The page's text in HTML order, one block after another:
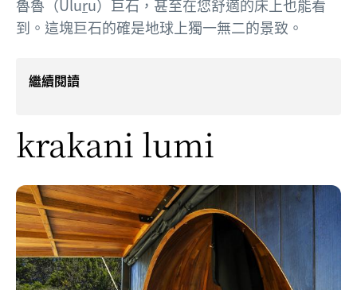
魯魯（Uluru）巨石，甚至在您舒適的床上也能看
到。這塊巨石的確是地球上獨一無二的景致。
繼續閱讀
krakani lumi